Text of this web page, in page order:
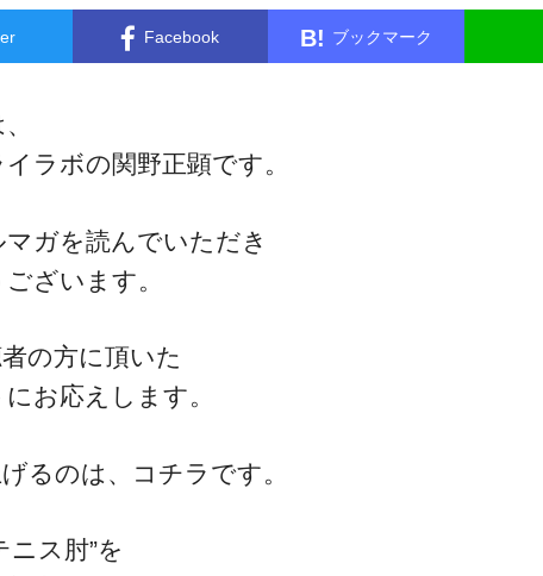
Facebook B! ブックマーク
ラボの関野正顕です。
ガを読んでいただき
ざいます。
の方に頂いた
お応えします。
るのは、コチラです。
ニス肘”を